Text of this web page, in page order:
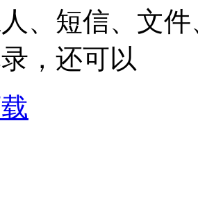
、短信、文
，还可以